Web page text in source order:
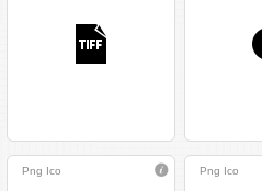
Png Ico Png Ico